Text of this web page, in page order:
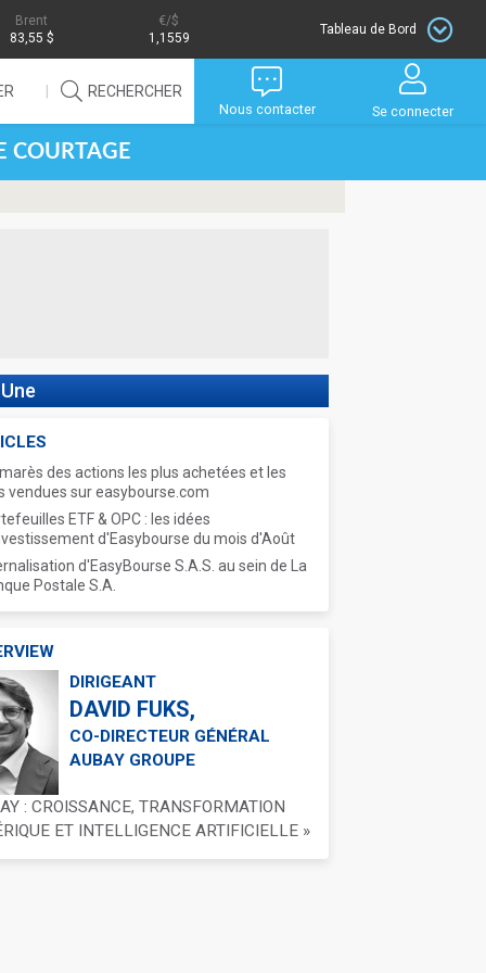
Brent
83,55 $
/$
1,1559
Tableau de Bord
RECHERCHER
Nous contacter Se connecter
COURTAGE
des actions les plus achetées et les
vendues sur easybourse.com
ETF & OPC : les idées
d'Easybourse du mois d'Août
d'EasyBourse S.A.S. au sein de La
Postale S.A.
DIRIGEANT
DAVID FUKS,
CO-DIRECTEUR GÉNÉRAL
AUBAY GROUPE
: CROISSANCE, TRANSFORMATION
ET INTELLIGENCE ARTIFICIELLE »